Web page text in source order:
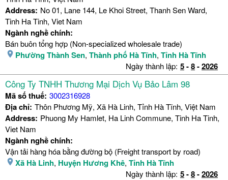
Address: No 01, Lane 144, Le Khoi Street, Thanh Sen Ward,
Tinh Ha Tinh, Viet Nam
Ngành nghề chính:
Bán buôn tổng hợp (Non-specialized wholesale trade)
Phường Thành Sen, Thành phố Hà Tĩnh, Tỉnh Hà Tĩnh
Ngày thành lập: 5-8-2026
Công Ty TNHH Thương Mại Dịch Vụ Bảo Lâm 98
Mã số thuế: 3002316928
Địa chỉ: Thôn Phương Mỹ, Xã Hà Linh, Tỉnh Hà Tĩnh, Việt Nam
Address: Phuong My Hamlet, Ha Linh Commune, Tinh Ha Tinh,
Viet Nam
Ngành nghề chính:
Vận tải hàng hóa bằng đường bộ (Freight transport by road)
Xã Hà Linh, Huyện Hương Khê, Tỉnh Hà Tĩnh
Ngày thành lập: 5-8-2026